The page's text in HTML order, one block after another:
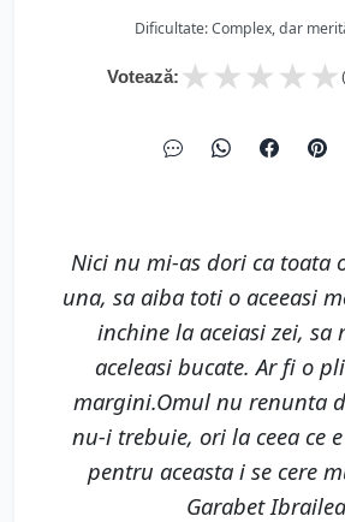
Dificultate: Complex, dar
Votează: ★
★
★
★
★ (
Nici nu mi-as dori ca toata
una, sa aiba toti o aceeasi
inchine la aceiasi zei, sa
aceleasi bucate. Ar fi o
margini.Omul nu renunta
nu-i trebuie, ori la ceea ce
pentru aceasta i se cere
Garabet